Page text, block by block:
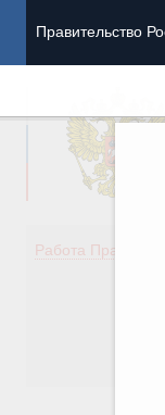
Правительство
Работа